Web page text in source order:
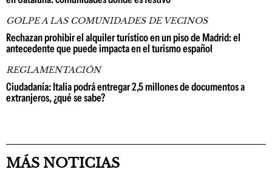
GOLPE A LAS COMUNIDADES DE VECINOS
Rechazan prohibir el alquiler turístico en un piso de Madrid: el
antecedente que puede impacta en el turismo español
REGLAMENTACIÓN
Ciudadanía: Italia podrá entregar 2,5 millones de documentos a
extranjeros, ¿qué se sabe?
MÁS NOTICIAS